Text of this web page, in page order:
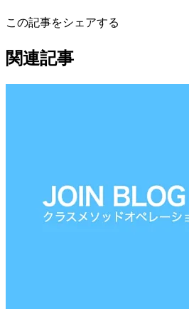
この記事をシェアする
関連記事